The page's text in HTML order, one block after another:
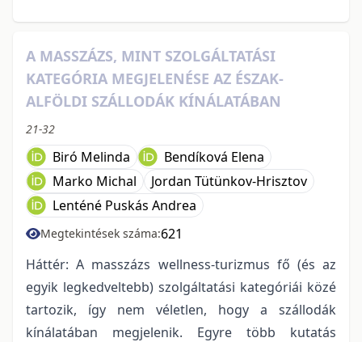
A MASSZÁZS, MINT SZOLGÁLTATÁSI
KATEGÓRIA MEGJELENÉSE AZ ÉSZAK-
ALFÖLDI SZÁLLODÁK KÍNÁLATÁBAN
21-32
Biró Melinda
Bendíková Elena
Marko Michal
Jordan Tütünkov-Hrisztov
Lenténé Puskás Andrea
Megtekintések száma:621
Háttér: A masszázs wellness-turizmus fő (és az
egyik legkedveltebb) szolgáltatási kategóriái közé
tartozik, így nem véletlen, hogy a szállodák
kínálatában megjelenik. Egyre több kutatás